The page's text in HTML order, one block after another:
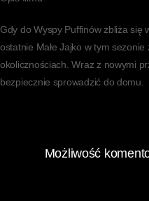
Gdy do Wyspy Puffinów zbliża się
ostatnie Małe Jajko w tym sezonie
okolicznościach. Wraz z nowymi
bezpiecznie sprowadzić do domu.
Możliwość